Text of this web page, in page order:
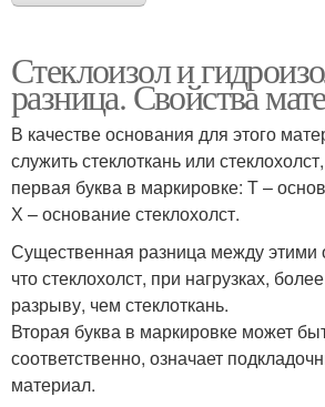
Стеклоизол и
разница. Свойства
В качестве основания для этого
служить стеклоткань или
первая буква в маркировке: Т –
Х – основание стеклохолст.
Существенная разница между этими
что стеклохолст, при нагрузках,
разрыву, чем стеклоткань.
Вторая буква в маркировке может
соответственно, означает
материал.